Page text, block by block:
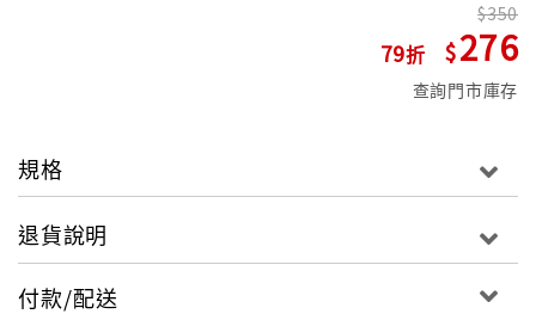
79
350
276
查詢門市庫存
規格
退貨說明
付款/配送